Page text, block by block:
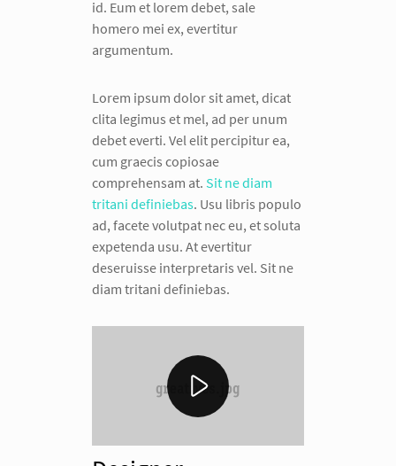
id. Eum et lorem debet, sale
homero mei ex, evertitur
argumentum.
Lorem ipsum dolor sit amet, dicat
clita legimus et mel, ad per unum
debet everti. Vel elit percipitur ea,
cum graecis copiosae
comprehensam at. Sit ne diam
tritani definiebas. Usu libris populo
ad, facete volutpat nec eu, et soluta
expetenda usu. At evertitur
deseruisse interpretaris vel. Sit ne
diam tritani definiebas.